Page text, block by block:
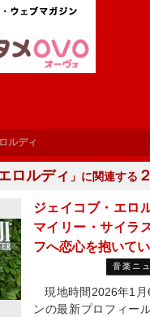
ルディ
ロルディ 」に関連する ２
ジェイコブ・エロ
マイリー・サイラ
フへ恋心を抱いて
音楽ニ
現地時間2026年1月
ンの最新プロフィー